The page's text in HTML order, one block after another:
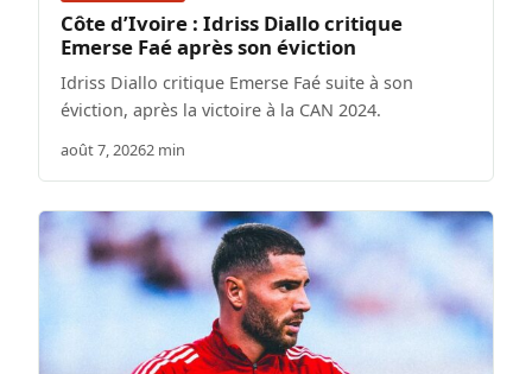
Côte d’Ivoire : Idriss Diallo critique
Emerse Faé après son éviction
Idriss Diallo critique Emerse Faé suite à son
éviction, après la victoire à la CAN 2024.
août 7, 20262 min